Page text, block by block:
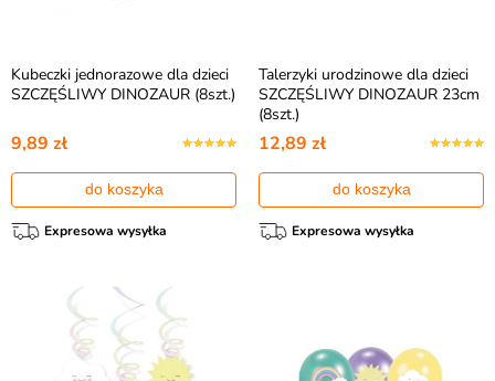
Kubeczki jednorazowe dla dzieci
SZCZĘŚLIWY DINOZAUR (8szt.)
9,89 zł
do koszyka
Expresowa wysyłka
Talerzyki urodzinowe dla dzieci
SZCZĘŚLIWY DINOZAUR 23cm
(8szt.)
12,89 zł
do koszyka
Expresowa wysyłka